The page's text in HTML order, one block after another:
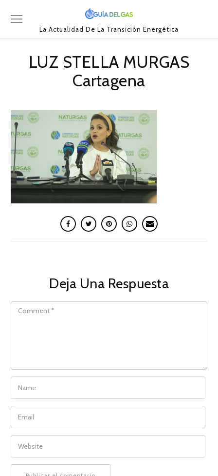
La Actualidad De La Transición Energética
LUZ STELLA MURGAS
Cartagena
Deja Una Respuesta
COMMENT
NAME
EMAIL
WEBSITE